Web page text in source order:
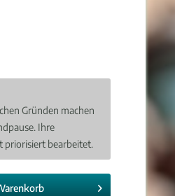
Gründen machen
Ihre
priorisiert bearbeitet.